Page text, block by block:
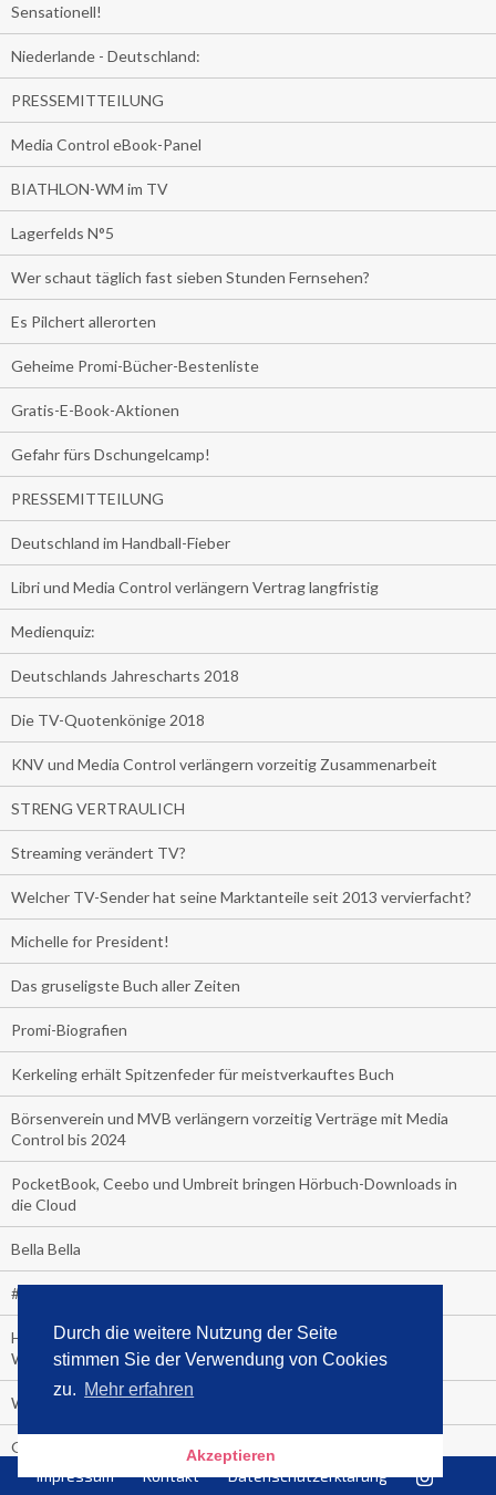
Durch die weitere Nutzung der Seite
stimmen Sie der Verwendung von Cookies
zu. Mehr erfahren
Akzeptieren
Sensationell!
Niederlande - Deutschland:
PRESSEMITTEILUNG
Media Control eBook-Panel
BIATHLON-WM im TV
Lagerfelds N°5
Wer schaut täglich fast sieben Stunden Fernsehen?
Es Pilchert allerorten
Geheime Promi-Bücher-Bestenliste
Gratis-E-Book-Aktionen
Gefahr fürs Dschungelcamp!
PRESSEMITTEILUNG
Deutschland im Handball-Fieber
Libri und Media Control verlängern Vertrag langfristig
Medienquiz:
Deutschlands Jahrescharts 2018
Die TV-Quotenkönige 2018
KNV und Media Control verlängern vorzeitig Zusammenarbeit
STRENG VERTRAULICH
Streaming verändert TV?
Welcher TV-Sender hat seine Marktanteile seit 2013 vervierfacht?
Michelle for President!
Das gruseligste Buch aller Zeiten
Promi-Biografien
Kerkeling erhält Spitzenfeder für meistverkauftes Buch
Börsenverein und MVB verlängern vorzeitig Verträge mit Media
Control bis 2024
PocketBook, Ceebo und Umbreit bringen Hörbuch-Downloads in
die Cloud
Bella Bella
#1-Bestseller: "Das ist Alpha!" von Kollegah
Hammer! "Fear: Trump in the White House" (auf Englisch) von
Watergate-Urgestein
Wie alt sind die TV-Zuschauer
Geisterfahrer auf Überholspur
Gegen Einsamkeit: Single-Haushalte schauen täglich fast 6
Impressum Kontakt Datenschutzerklärung